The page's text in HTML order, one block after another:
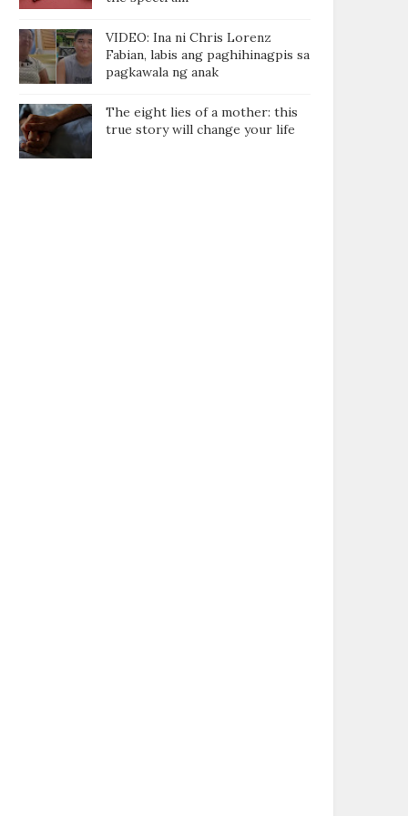
VIDEO: Ina ni Chris Lorenz
Fabian, labis ang paghihinagpis sa
pagkawala ng anak
The eight lies of a mother: this
true story will change your life